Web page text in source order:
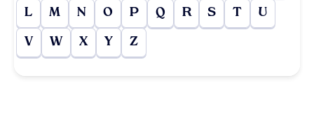
L M N O P Q R S T U
V W X Y Z